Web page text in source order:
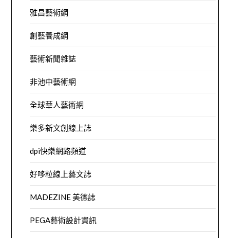
雅昌藝術網
創藝養成網
藝術新聞雜誌
非池中藝術網
全球華人藝術網
樂多新文創線上誌
dpi快樂網路頻道
好哆粒線上藝文誌
MADEZINE 美德誌
PEGA藝術設計資訊